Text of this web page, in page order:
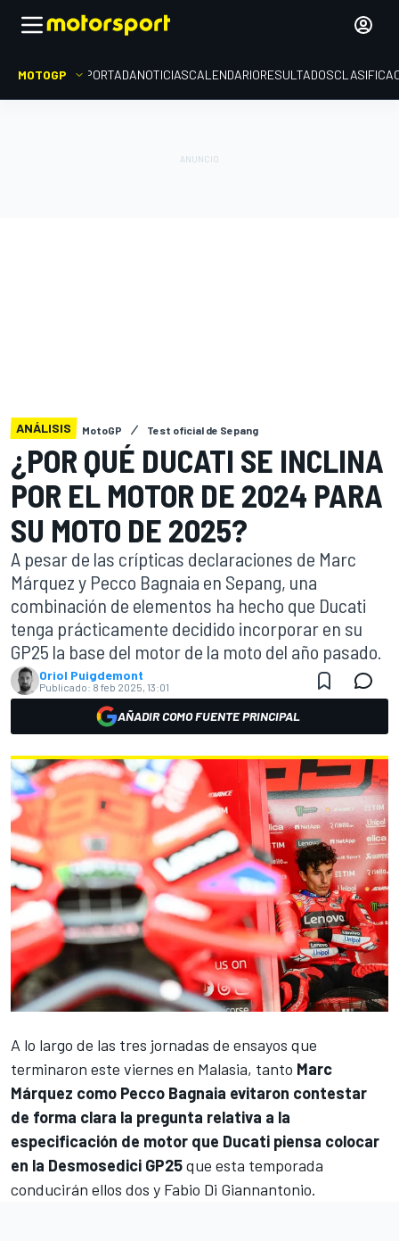
MOTOGP PORTADANOTICIASCALENDARIORESULTADOS
ANÁLISIS MotoGP Test oficial de Sepang
¿POR QUÉ DUCATI SE INCLINA
POR EL MOTOR DE 2024 PARA
SU MOTO DE 2025?
A pesar de las crípticas declaraciones de Marc
Márquez y Pecco Bagnaia en Sepang, una
combinación de elementos ha hecho que Ducati
tenga prácticamente decidido incorporar en su
GP25 la base del motor de la moto del año pasado.
Oriol Puigdemont
Publicado: 8 feb 2025, 13:01
AÑADIR COMO FUENTE PRINCIPAL
A lo largo de las tres jornadas de ensayos que
terminaron este viernes en Malasia, tanto Marc
Márquez como Pecco Bagnaia evitaron contestar
de forma clara la pregunta relativa a la
especificación de motor que Ducati piensa colocar
en la Desmosedici GP25que esta temporada
conducirán ellos dos y Fabio Di Giannantonio.